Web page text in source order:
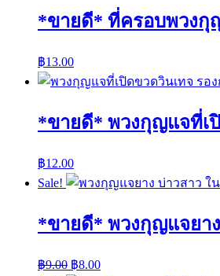
*ขายดี* ที่ครอบพวงกุ
฿13.00
*ขายดี* พวงกุญแจที่เ
฿12.00
Sale!
*ขายดี* พวงกุญแจยา
฿9.00 ฿8.00